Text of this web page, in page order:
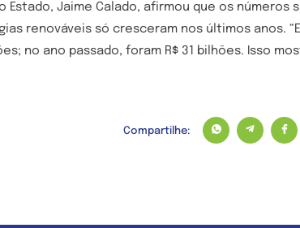
Jaime Calado, afirmou que os números
renováveis só cresceram nos últimos anos.
no ano passado, foram R$ 31 bilhões. Isso
Compartilhe: